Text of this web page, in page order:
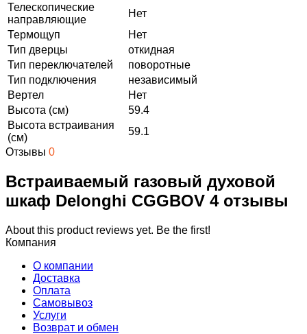
Телескопические
направляющие
Нет
Термощуп
Нет
Тип дверцы
откидная
Тип переключателей
поворотные
Тип подключения
независимый
Вертел
Нет
Высота (см)
59.4
Высота встраивания
(см)
59.1
Отзывы 0
Встраиваемый газовый духовой
шкаф Delonghi CGGBOV 4 отзывы
About this product reviews yet. Be the first!
Компания
О компании
Доставка
Оплата
Самовывоз
Услуги
Возврат и обмен